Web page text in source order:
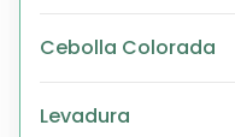
Cebolla Colorada
Levadura